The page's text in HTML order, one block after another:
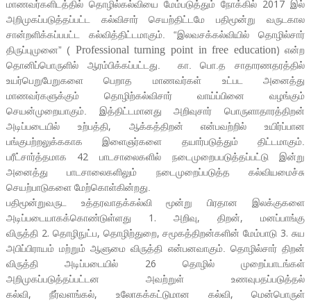
மாணவர்களிடத்தில் தொழில்கல்வியை மேம்படுத்தும் நோக்கில் 2017 இல்
அறிமுகப்படுத்தப்பட்ட கல்விசார் செயற்திட்டமே பதிமூன்று வருடகால
சான்றளிக்கப்பபட்ட கல்வித்திட்டமாகும். “இலவசக்கல்வியில் தொழில்சார்
திருப்புமுனை” ( Professional turning point in free education)என்ற
தொனிப்பொருளில் ஆரம்பிக்கப்பட்டது.
கா. பொ.த சாதாரணதரத்தில்
உயர்பெறுபேறுகளை பெறாத மாணவர்கள் உட்பட அனைத்து
மாணவர்களுக்கும் தொழிற்கல்விசார் வாய்ப்பினை வழங்கும்
செயன்முறையாகும். இத்திட்டமானது அறிவுசார் பொருளாதாரத்திறன்
அடிப்படையில் உற்பத்தி, ஆக்கத்திறன் என்பவற்றில் உயிர்ப்பான
பங்குபற்றலுக்ககாக இளைஞர்களை தயார்படுத்தும் திட்டமாகும்.
பரீட்சார்த்தமாக 42 பாடசாலைகளில் நடைமுறைபபடுத்தப்பட்டு இன்று
அனைத்து பாடசாலைகளிலும் நடைமுறைப்படுத்த கல்வியமைச்சு
செயற்பாடுகளை மேற்கொள்கின்றது.
பதிமூன்றுவருட உத்தரவாதக்கல்வி மூன்று பிரதான இலக்குகளை
அடிப்படையாகக்கொண்டுள்ளது 1.அறிவு, திறன், மனப்பாங்கு
விருத்தி 2. தொழிநுட்ப, தொழிற்துறை, சமூகத்திறன்களின் மேம்பாடு 3.சுய
அபிப்பிராயம் மற்றும் ஆளுமை விருத்தி என்பனவாகும். தொழில்சார் திறன்
விருத்தி அடிப்படையில் 26 தொழில் முறைப்பாடங்கள்
அறிமுகப்படுத்தப்பட்டன அவற்றுள் உணவுபதப்படுத்தல்
கல்வி, நீர்வளங்கல், உலோகக்கட்டுமான கல்வி, மென்பொருள்